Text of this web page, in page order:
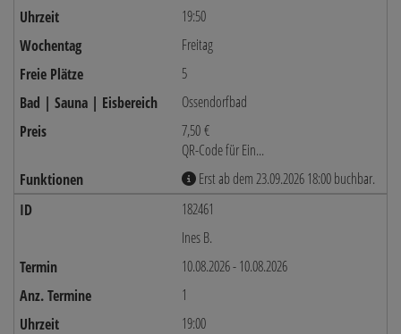
19:50
Freitag
5
Ossendorfbad
7,50 €
QR-Code für Ein...
Erst ab dem 23.09.2026 18:00 buchbar.
182461
Ines B.
10.08.2026 - 10.08.2026
1
19:00